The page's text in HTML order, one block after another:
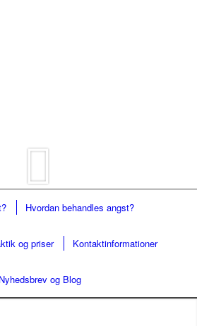
Hvordan behandles angst?
og priser Kontaktinformationer
Nyhedsbrev og Blog